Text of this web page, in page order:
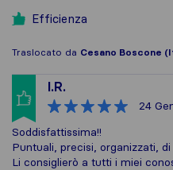
Efficienza
Traslocato da Cesano Boscone
I.R.
24
Soddisfattissima!!
Puntuali, precisi, organizzati,
Li consiglierò a tutti i miei